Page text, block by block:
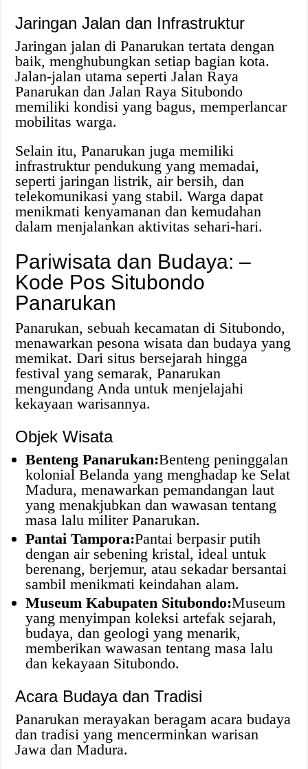
Jaringan Jalan dan Infrastruktur
Jaringan jalan di Panarukan tertata dengan
baik, menghubungkan setiap bagian kota.
Jalan-jalan utama seperti Jalan Raya
Panarukan dan Jalan Raya Situbondo
memiliki kondisi yang bagus, memperlancar
mobilitas warga.
Selain itu, Panarukan juga memiliki
infrastruktur pendukung yang memadai,
seperti jaringan listrik, air bersih, dan
telekomunikasi yang stabil. Warga dapat
menikmati kenyamanan dan kemudahan
dalam menjalankan aktivitas sehari-hari.
Pariwisata dan Budaya: –
Kode Pos Situbondo
Panarukan
Panarukan, sebuah kecamatan di Situbondo,
menawarkan pesona wisata dan budaya yang
memikat. Dari situs bersejarah hingga
festival yang semarak, Panarukan
mengundang Anda untuk menjelajahi
kekayaan warisannya.
Objek Wisata
Benteng Panarukan:Benteng peninggalan
kolonial Belanda yang menghadap ke Selat
Madura, menawarkan pemandangan laut
yang menakjubkan dan wawasan tentang
masa lalu militer Panarukan.
Pantai Tampora:Pantai berpasir putih
dengan air sebening kristal, ideal untuk
berenang, berjemur, atau sekadar bersantai
sambil menikmati keindahan alam.
Museum Kabupaten Situbondo:Museum
yang menyimpan koleksi artefak sejarah,
budaya, dan geologi yang menarik,
memberikan wawasan tentang masa lalu
dan kekayaan Situbondo.
Acara Budaya dan Tradisi
Panarukan merayakan beragam acara budaya
dan tradisi yang mencerminkan warisan
Jawa dan Madura.